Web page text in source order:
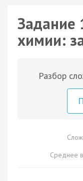
Задание
химии:
Разбор
Среднее